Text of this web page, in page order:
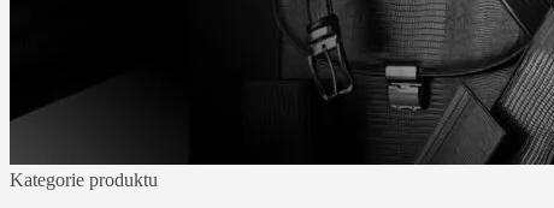
Kategorie produktu